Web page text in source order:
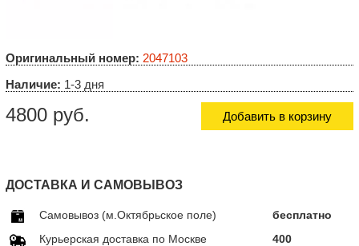
Оригинальный номер: 2047103
Наличие: 1-3 дня
4800 руб. Добавить в корзину
ДОСТАВКА И САМОВЫВОЗ
Самовывоз (м.Октябрьское поле)
бесплатно
Курьерская доставка по Москве
400